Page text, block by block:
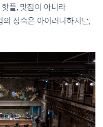
플, 맛집이 아니라
성숙은 아이러니하지만,